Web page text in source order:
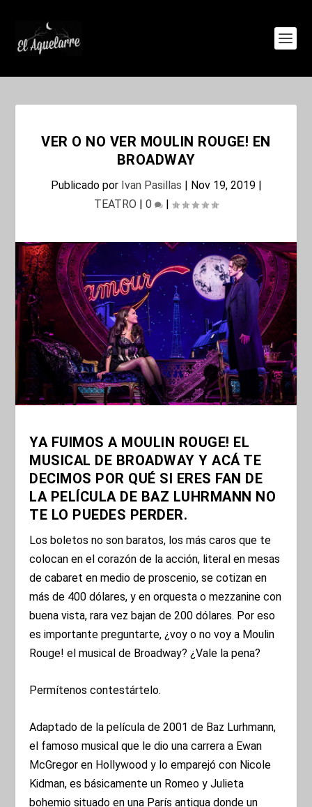
VER O NO VER MOULIN ROUGE! EN
BROADWAY
Publicado por Ivan Pasillas | Nov 19, 2019|
TEATRO | 0 |
YA FUIMOS A MOULIN ROUGE! EL
MUSICAL DE BROADWAY Y ACÁ TE
DECIMOS POR QUÉ SI ERES FAN DE
LA PELÍCULA DE BAZ LUHRMANN NO
TE LO PUEDES PERDER.
Los boletos no son baratos, los más caros que te
colocan en el corazón de la acción, literal en mesas
de cabaret en medio de proscenio, se cotizan en
más de 400 dólares, y en orquesta o mezzanine con
buena vista, rara vez bajan de 200 dólares. Por eso
es importante preguntarte, ¿voy o no voy a Moulin
Rouge! el musical de Broadway? ¿Vale la pena?
Permítenos contestártelo.
Adaptado de la película de 2001 de Baz Lurhmann,
el famoso musical que le dio una carrera a Ewan
McGregor en Hollywood y lo emparejó con Nicole
Kidman, es básicamente un Romeo y Julieta
bohemio situado en una París antigua donde un